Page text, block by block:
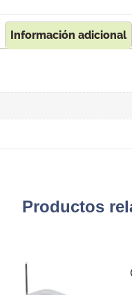
Información adicional
Productos